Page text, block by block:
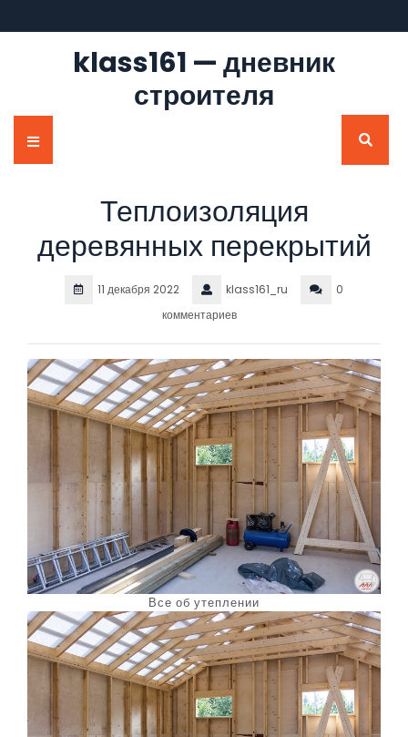
к
содержимомуklass161 — дневник
строителя
Кнопка
Теплоизоляция
деревянных перекрытий
11 декабря 2022 klass161_ru
0
комментариев
Все об утеплении